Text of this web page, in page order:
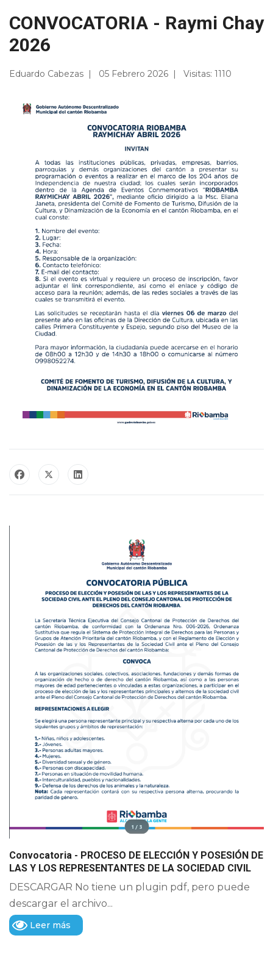
CONVOCATORIA - Raymi Chay
2026
Eduardo Cabezas 05 Febrero 2026 Visitas: 1110
Convocatoria - PROCESO DE ELECCIÓN Y POSESIÓN DE
LAS Y LOS REPRESENTANTES DE LA SOCIEDAD CIVIL
DESCARGAR No tiene un plugin pdf, pero puede
descargar el archivo...
Leer más